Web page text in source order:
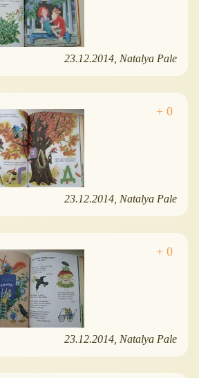
23.12.2014 Natalya Pale
23.12.2014 Natalya Pale
23.12.2014 Natalya Pale